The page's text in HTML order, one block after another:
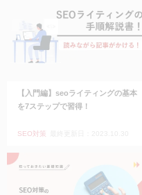
【入門編】seoライティングの基本
を7ステップで習得！
SEO対策